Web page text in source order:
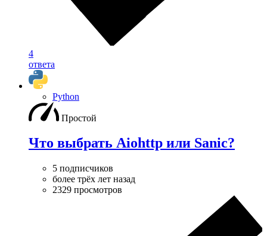
4
ответа
Python
Простой
Что выбрать Aiohttp или Sanic?
5 подписчиков
более трёх лет назад
2329 просмотров